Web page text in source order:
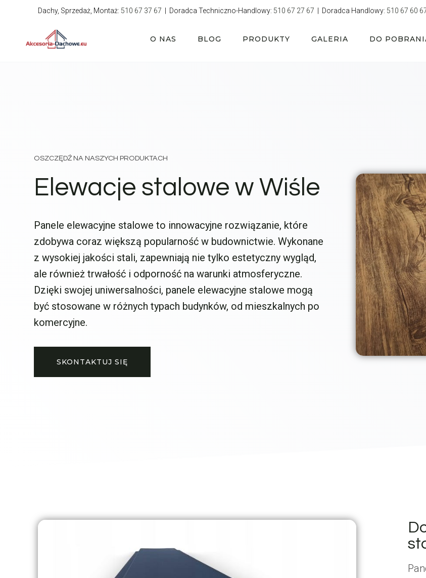
Dachy, Sprzedaż, Montaż: 510 67 37 67 | Doradca Techniczno-Handlowy: 510 67 27 67 | Doradca Handlowy: 510 67 60
O NAS BLOG PRODUKTY GALERIA DO
OSZCZĘDŹ NA NASZYCH PRODUKTACH
Elewacje stalowe w Wiśle
Panele elewacyjne stalowe to innowacyjne rozwiązanie, które
zdobywa coraz większą popularność w budownictwie. Wykonane
z wysokiej jakości stali, zapewniają nie tylko estetyczny wygląd,
ale również trwałość i odporność na warunki atmosferyczne.
Dzięki swojej uniwersalności, panele elewacyjne stalowe mogą
być stosowane w różnych typach budynków, od mieszkalnych po
komercyjne.
SKONTAKTUJ SIĘ